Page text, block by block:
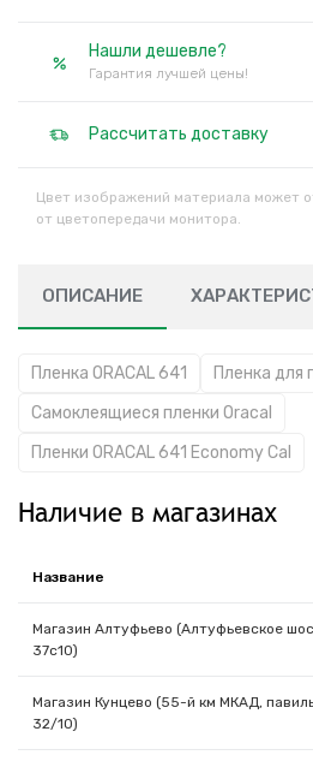
Нашли дешевле?
Гарантия лучшей цены!
Рассчитать доставку
Цвет изображений материала может
от цветопередачи монитора.
ОПИСАНИЕ
Пленка ORACAL 641
Пленка для
Самоклеящиеся пленки Oracal
Пленки ORACAL 641 Economy Cal
Наличие в магазинах
Название
Магазин Алтуфьево (Алтуфьевское
37с10)
Магазин Кунцево (55-й км МКАД,
32/10)